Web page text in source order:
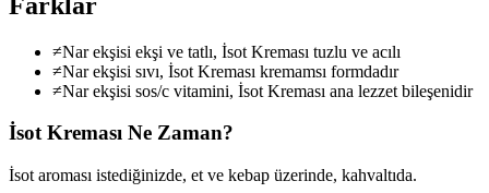
≠Nar ekşisi ekşi ve tatlı, İsot Kreması tuzlu ve acılı
≠Nar ekşisi sıvı, İsot Kreması kremamsı formdadır
≠Nar ekşisi sos/c vitamini, İsot Kreması ana lezzet bileşenidir
İsot Kreması Ne Zaman?
İsot aroması istediğinizde, et ve kebap üzerinde, kahvaltıda.